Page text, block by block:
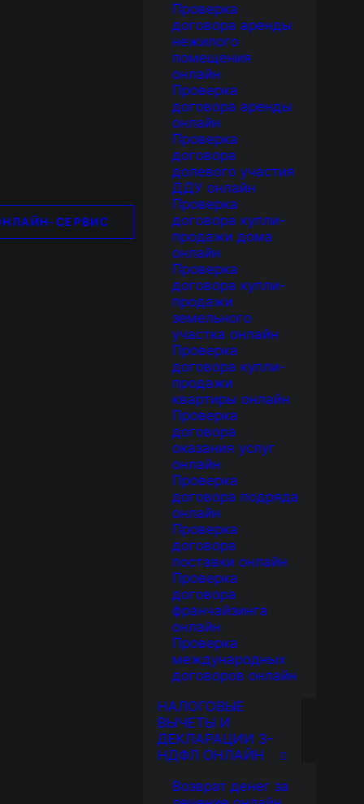
СЕРВИС
Проверка
договора аренды
нежилого
помещения
онлайн
Проверка
договора аренды
онлайн
Проверка
договора
долевого участия
ДДУ онлайн
Проверка
договора купли-
продажи дома
онлайн
Проверка
договора купли-
продажи
земельного
участка онлайн
Проверка
договора купли-
продажи
квартиры онлайн
Проверка
договора
оказания услуг
онлайн
Проверка
договора подряда
онлайн
Проверка
договора
поставки онлайн
Проверка
договора
франчайзинга
онлайн
Проверка
международных
договоров онлайн
НАЛОГОВЫЕ
ВЫЧЕТЫ И
ДЕКЛАРАЦИИ 3-
НДФЛ ОНЛАЙН
Возврат денег за